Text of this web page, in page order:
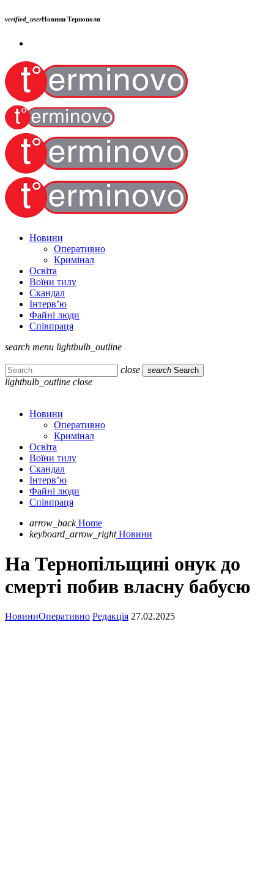
verified_userНовини Тернополя
Новини
Оперативно
Кримінал
Освіта
Воїни тилу
Скандал
Інтерв’ю
Файні люди
Співпраця
search menu lightbulb_outline
close search Search
lightbulb_outline close
Новини
Оперативно
Кримінал
Освіта
Воїни тилу
Скандал
Інтерв’ю
Файні люди
Співпраця
arrow_back Home
keyboard_arrow_right Новини
На Тернопільщині онук до
смерті побив власну бабусю
НовиниОперативно Редакція 27.02.2025